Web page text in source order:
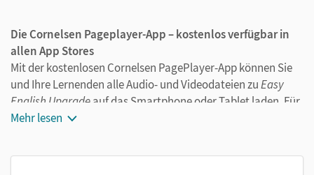
Die Cornelsen Pageplayer-App – kostenlos verfügbar in
allen App Stores
Mit der kostenlosen Cornelsen PagePlayer-App können Sie
und Ihre Lernenden alle Audio- und Videodateien zuEasy
English Upgradeauf das Smartphone oder Tablet laden. Für
einen extra Motivationsschub sorgen die interaktiven
Mehr lesen